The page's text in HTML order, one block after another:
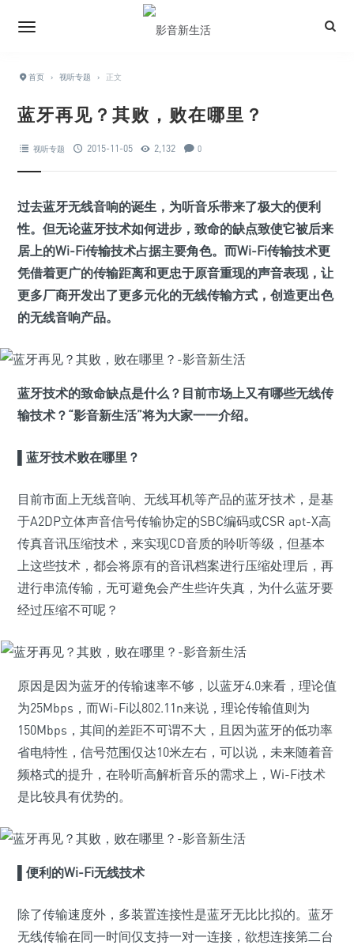
首页 › 视听专题 › 正文
蓝牙再见？其败，败在哪里？
视听专题 2015-11-05 2,132 0
过去蓝牙无线音响的诞生，为听音乐带来了极大的便利
性。但无论蓝牙技术如何进步，致命的缺点致使它被后来
居上的Wi-Fi传输技术占据主要角色。而Wi-Fi传输技术更
凭借着更广的传输距离和更忠于原音重现的声音表现，让
更多厂商开发出了更多元化的无线传输方式，创造更出色
的无线音响产品。
蓝牙技术的致命缺点是什么？目前市场上又有哪些无线传
输技术？“影音新生活”将为大家一一介绍。
蓝牙技术败在哪里？
目前市面上无线音响、无线耳机等产品的蓝牙技术，是基
于A2DP立体声音信号传输协定的SBC编码或CSR apt-X高
传真音讯压缩技术，来实现CD音质的聆听等级，但基本
上这些技术，都会将原有的音讯档案进行压缩处理后，再
进行串流传输，无可避免会产生些许失真，为什么蓝牙要
经过压缩不可呢？
原因是因为蓝牙的传输速率不够，以蓝牙4.0来看，理论值
为25Mbps，而Wi-Fi以802.11n来说，理论传输值则为
150Mbps，其间的差距不可谓不大，且因为蓝牙的低功率
省电特性，信号范围仅达10米左右，可以说，未来随着音
频格式的提升，在聆听高解析音乐的需求上，Wi-Fi技术
是比较具有优势的。
▌便利的Wi-Fi无线技术
除了传输速度外，多装置连接性是蓝牙无比比拟的。蓝牙
无线传输在同一时间仅支持一对一连接，欲想连接第二台